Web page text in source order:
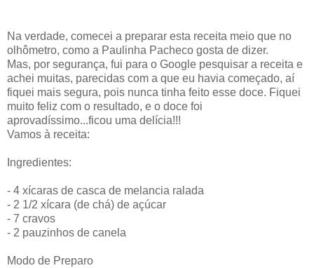
Na verdade, comecei a preparar esta receita meio que no
olhômetro, como a Paulinha Pacheco gosta de dizer.
Mas, por segurança, fui para o Google pesquisar a receita e
achei muitas, parecidas com a que eu havia começado, aí
fiquei mais segura, pois nunca tinha feito esse doce. Fiquei
muito feliz com o resultado, e o doce foi
aprovadíssimo...ficou uma delícia!!!
Vamos à receita:
Ingredientes:
- 4 xícaras de casca de melancia ralada
- 2 1/2 xícara (de chá) de açúcar
- 7 cravos
- 2 pauzinhos de canela
Modo de Preparo